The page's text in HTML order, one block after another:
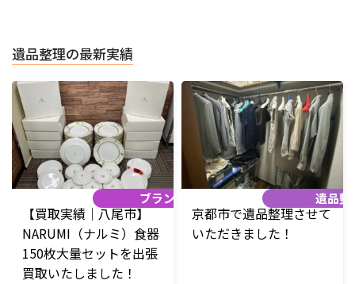
遺品整理の最新実績
ブランド品
【買取実績｜八尾市】
NARUMI（ナルミ）食器
150枚大量セットを出張
買取いたしました！
遺品整
京都市で遺品整理させて
いただきました！